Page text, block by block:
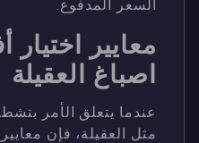
السعر المدفوع.
معايير
اصباغ العقيلة
عندما يتعلق الأمر
مثل العقيلة، فإن معايير